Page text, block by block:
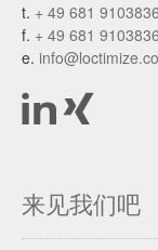
t. + 49 681
f. + 49 681
e.
来见我们吧